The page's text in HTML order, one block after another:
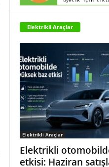
Elektrikli Araçlar
Elektrikli Araçlar
Elektrikli
etkisi: Haziran